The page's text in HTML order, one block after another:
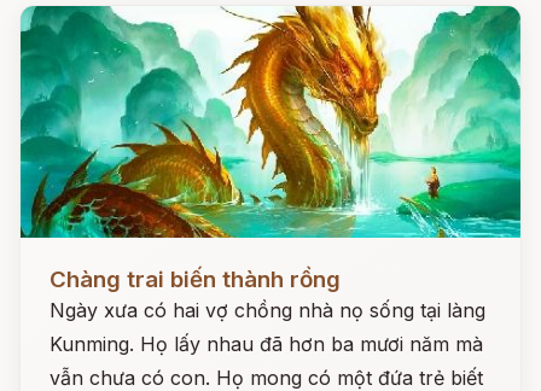
Chàng trai biến thành rồng
Ngày xưa có hai vợ chồng nhà nọ sống tại làng
Kunming. Họ lấy nhau đã hơn ba mươi năm mà
vẫn chưa có con. Họ mong có một đứa trẻ biết